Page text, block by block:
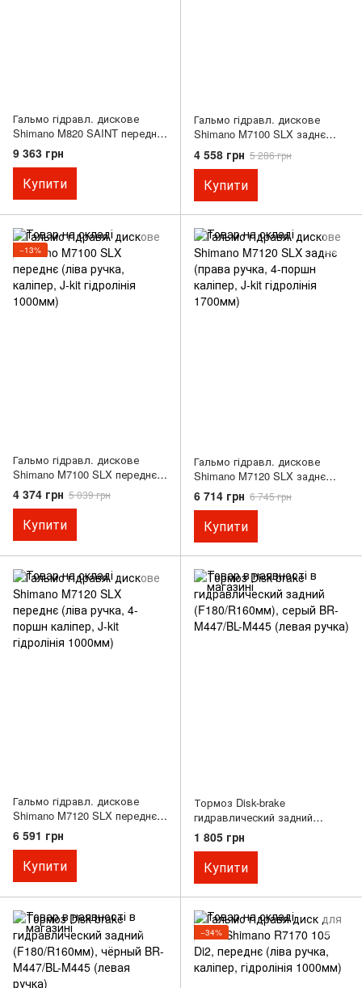
Гальмо гідравл. дискове
Shimano M820 SAINT переднє
(ліва ручка, 4-поршн каліпер,
J-kit гідролінія 1000мм)
9 363 грн
Купити
Гальмо гідравл. дискове
Shimano M7100 SLX заднє
(права ручка, каліпер, J-kit
гідролінія 1700мм)
4 558 грн 5 286 грн
Купити
−13%
Гальмо гідравл. дискове
Shimano M7100 SLX переднє
(ліва ручка, каліпер, J-kit
гідролінія 1000мм)
4 374 грн 5 039 грн
Купити
Гальмо гідравл. дискове
Shimano M7120 SLX заднє
(права ручка, 4-поршн
каліпер, J-kit гідролінія
1700мм)
6 714 грн 6 745 грн
Купити
Гальмо гідравл. дискове
Shimano M7120 SLX переднє
(ліва ручка, 4-поршн каліпер,
J-kit гідролінія 1000мм)
6 591 грн
Купити
Тормоз Disk-brake
гидравлический задний
(F180/R160мм), серый BR-
M447/BL-M445 (левая ручка)
1 805 грн
Купити
−34%